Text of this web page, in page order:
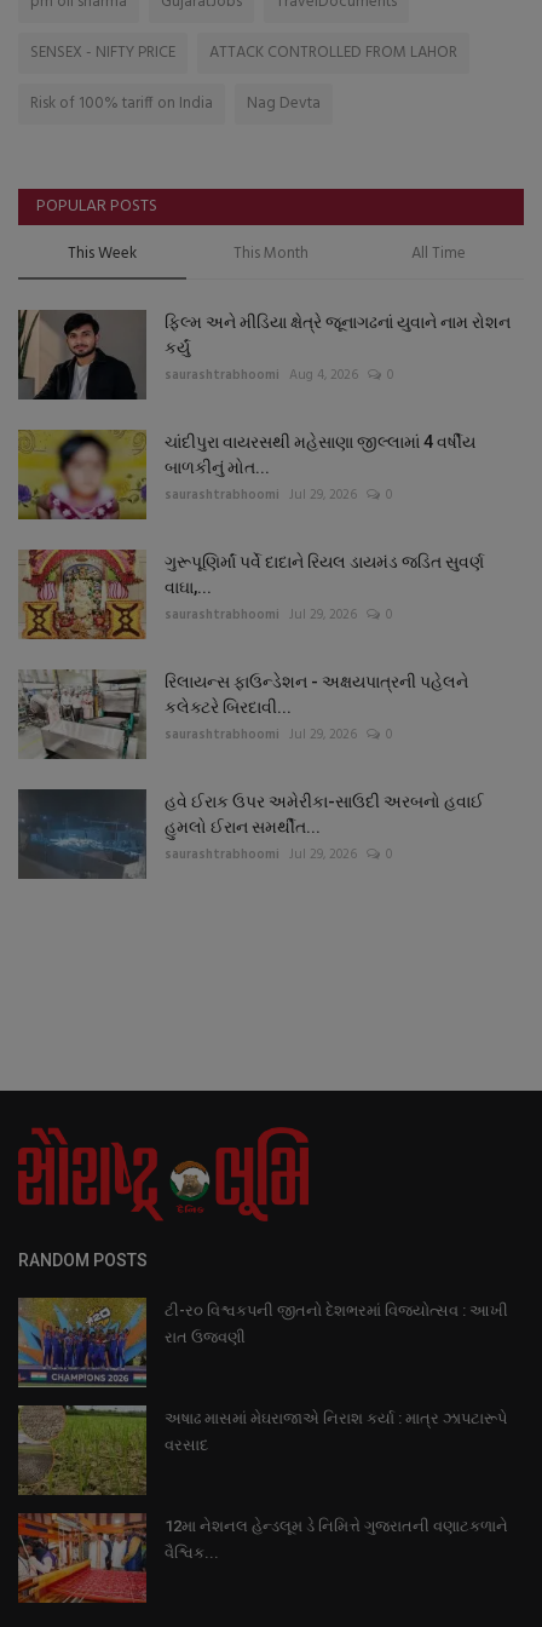
SENSEX - NIFTY PRICE
ATTACK CONTROLLED FROM LAHOR
Risk of 100% tariff on India
Nag Devta
POPULAR POSTS
This Week This Month All Time
ફિલ્મ અને મીડિયા ક્ષેત્રે જૂનાગઢનાં યુવાને નામ રોશન
કર્યું
saurashtrabhoomi Aug 4, 2026 0
ચાંદીપુરા વાયરસથી મહેસાણા જીલ્લામાં 4 વર્ષીય
બાળકીનું મોત...
saurashtrabhoomi Jul 29, 2026 0
ગુરૂપૂણિર્માં પર્વે દાદાને રિયલ ડાયમંડ જડિત સુવર્ણ
વાઘા,...
saurashtrabhoomi Jul 29, 2026 0
રિલાયન્સ ફાઉન્ડેશન - અક્ષયપાત્રની પહેલને
કલેક્ટરે બિરદાવી...
saurashtrabhoomi Jul 29, 2026 0
હવે ઈરાક ઉપર અમેરીકા-સાઉદી અરબનો હવાઈ
હુમલો ઈરાન સમર્થીત...
saurashtrabhoomi Jul 29, 2026 0
RANDOM POSTS
ટી-ર૦ વિશ્વકપની જીતનો દેશભરમાં વિજયોત્સવ : આખી
રાત ઉજવણી
અષાઢ માસમાં મેઘરાજાએ નિરાશ કર્યા : માત્ર ઝાપટારૂપે
વરસાદ
12મા નેશનલ હેન્ડલૂમ ડે નિમિત્તે ગુજરાતની વણાટકળાને
વૈશ્વિક...